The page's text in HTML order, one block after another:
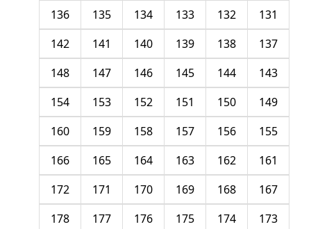
131
132
133
134
135
136
137
138
139
140
141
142
143
144
145
146
147
148
149
150
151
152
153
154
155
156
157
158
159
160
161
162
163
164
165
166
167
168
169
170
171
172
173
174
175
176
177
178